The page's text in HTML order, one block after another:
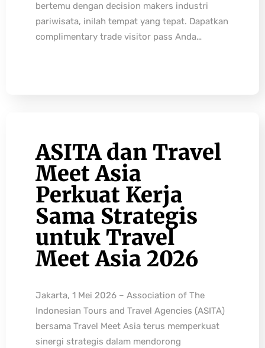
bertemu dengan decision makers industri
pariwisata, inilah tempat yang tepat. Dapatkan
complimentary trade visitor pass Anda…
ASITA dan Travel
Meet Asia
Perkuat Kerja
Sama Strategis
untuk Travel
Meet Asia 2026
Jakarta, 1 Mei 2026 – Association of The
Indonesian Tours and Travel Agencies (ASITA)
bersama Travel Meet Asia terus memperkuat
sinergi strategis dalam mendorong